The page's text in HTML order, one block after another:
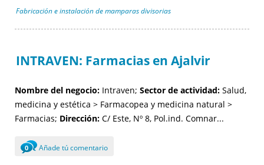
Fabricación e instalación de mamparas divisorias
INTRAVEN: Farmacias en Ajalvir
Nombre del negocio: Intraven; Sector de actividad: Salud,
medicina y estética > Farmacopea y medicina natural >
Farmacias; Dirección: C/ Este, Nº 8, Pol.ind. Comnar...
0 Añade tú comentario